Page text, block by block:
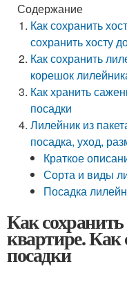
Содержание
Как сохранить
сохранить хосту
Как сохранить
корешок
Как хранить
посадки
Лилейник из
посадка, уход,
Краткое
Сорта и виды
Посадка
Как
квартире. Как
посадки